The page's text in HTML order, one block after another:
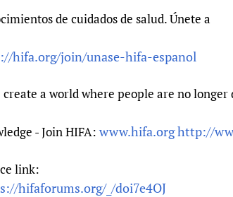
de cuidados de salud. Únete a
hifa.org/join/unase-hifa-espanol
create a world where people are no
- Join HIFA: www.hifa.orghttp://
link:
hifaforums.org/_/doi7e4OJ